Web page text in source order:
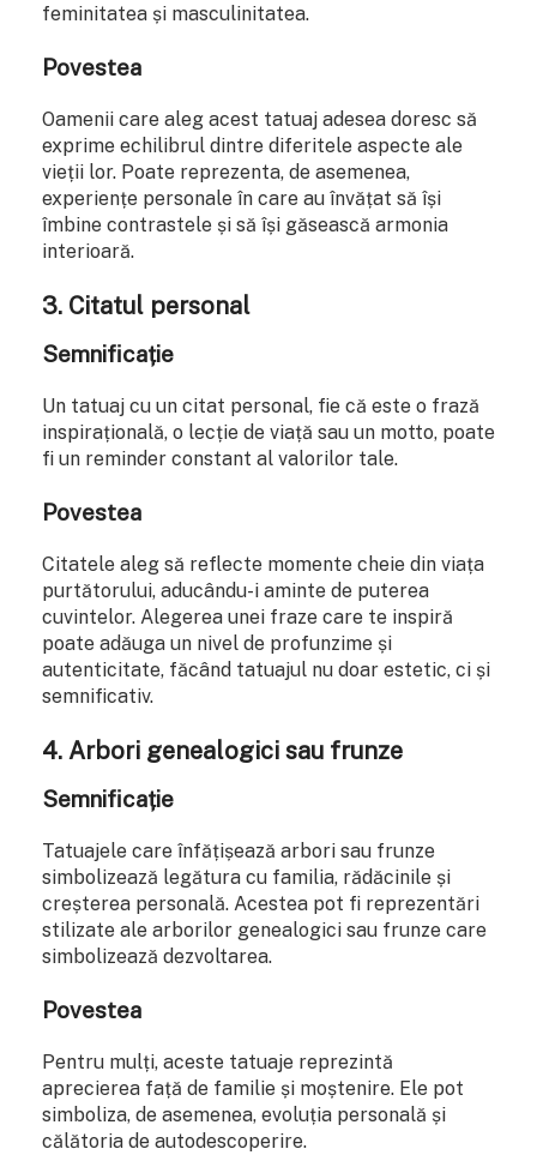
feminitatea și masculinitatea.
Povestea
Oamenii care aleg acest tatuaj adesea doresc să
exprime echilibrul dintre diferitele aspecte ale
vieții lor. Poate reprezenta, de asemenea,
experiențe personale în care au învățat să își
îmbine contrastele și să își găsească armonia
interioară.
3. Citatul personal
Semnificație
Un tatuaj cu un citat personal, fie că este o frază
inspirațională, o lecție de viață sau un motto, poate
fi un reminder constant al valorilor tale.
Povestea
Citatele aleg să reflecte momente cheie din viața
purtătorului, aducându-i aminte de puterea
cuvintelor. Alegerea unei fraze care te inspiră
poate adăuga un nivel de profunzime și
autenticitate, făcând tatuajul nu doar estetic, ci și
semnificativ.
4. Arbori genealogici sau frunze
Semnificație
Tatuajele care înfățișează arbori sau frunze
simbolizează legătura cu familia, rădăcinile și
creșterea personală. Acestea pot fi reprezentări
stilizate ale arborilor genealogici sau frunze care
simbolizează dezvoltarea.
Povestea
Pentru mulți, aceste tatuaje reprezintă
aprecierea față de familie și moștenire. Ele pot
simboliza, de asemenea, evoluția personală și
călătoria de autodescoperire.